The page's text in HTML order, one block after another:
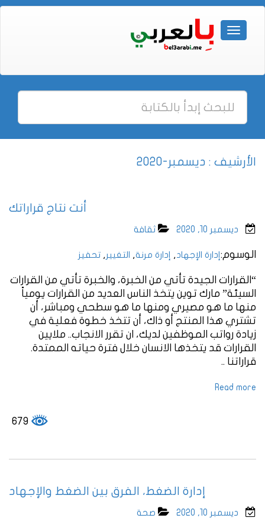
الأرشيف : ديسمبر-2020
أنت نتاج قراراتك
ديسمبر 10, 2020 ثقافة
الوسوم: إدارة الإجهاد, إدارة مرنة, التغيير, تحفيز
“القرارات الجيدة تأتي من الخبرة، والخبرة تأتي من القرارات
السيئة” مارك توين يتخذ الناس العديد من القرارات يومياً
منها ما هو مصيري ومنها ما هو سطحي ومباشر، أن
تشتري هذا المنتج أو ذاك، أن تتخذ خطوة فعلية في
زيادة رواتب الموظفين لديك، ان تقرر الانجاب.. ملايين
القرارات قد يتخذها الانسان خلال فترة حياته الممتدة.
قراراتنا ..
Read more
إدارة الضغط، الفرق بين الضغط والإجهاد
ديسمبر 10, 2020 صحة